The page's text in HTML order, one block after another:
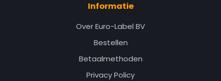
Informatie
Over Euro-Label BV
Bestellen
Betaalmethoden
Privacy Policy